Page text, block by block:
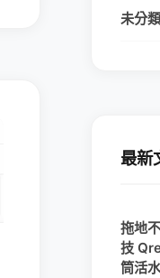
未分類
最新
拖地
技
筒活